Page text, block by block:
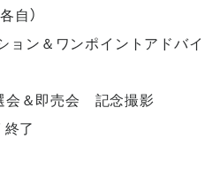
自）
ョン＆ワンポイントアドバイ
＆即売会 記念撮影
了